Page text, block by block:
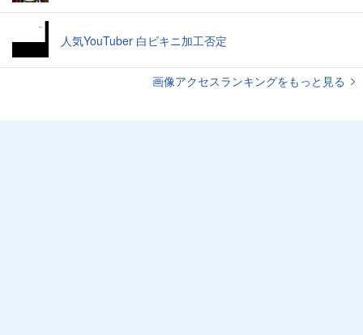
人気YouTuber 白ビキニ加工否定
画像アクセスランキングをもっと見る